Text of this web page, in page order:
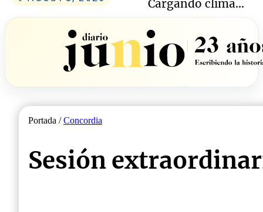
Cargando clima...
Portada /Concordia
Sesión